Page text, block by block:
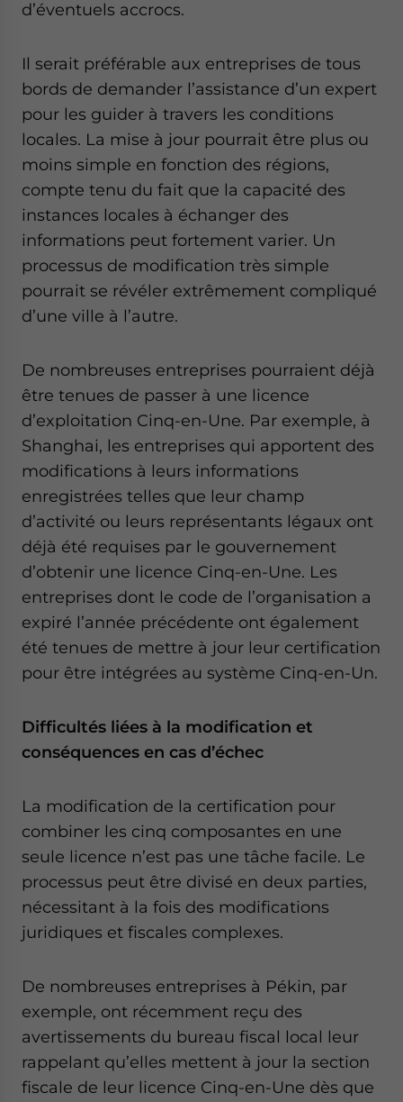
d’éventuels accrocs.
Il serait préférable aux entreprises de tous
bords de demander l’assistance d’un expert
pour les guider à travers les conditions
locales. La mise à jour pourrait être plus ou
moins simple en fonction des régions,
compte tenu du fait que la capacité des
instances locales à échanger des
informations peut fortement varier. Un
processus de modification très simple
pourrait se révéler extrêmement compliqué
d’une ville à l’autre.
De nombreuses entreprises pourraient déjà
être tenues de passer à une licence
d’exploitation Cinq-en-Une. Par exemple, à
Shanghai, les entreprises qui apportent des
modifications à leurs informations
enregistrées telles que leur champ
d’activité ou leurs représentants légaux ont
déjà été requises par le gouvernement
d’obtenir une licence Cinq-en-Une. Les
entreprises dont le code de l’organisation a
expiré l’année précédente ont également
été tenues de mettre à jour leur certification
pour être intégrées au système Cinq-en-Un.
Difficultés liées à la modification et
conséquences en cas d’échec
La modification de la certification pour
combiner les cinq composantes en une
seule licence n’est pas une tâche facile. Le
processus peut être divisé en deux parties,
nécessitant à la fois des modifications
juridiques et fiscales complexes.
De nombreuses entreprises à Pékin, par
exemple, ont récemment reçu des
avertissements du bureau fiscal local leur
rappelant qu’elles mettent à jour la section
fiscale de leur licence Cinq-en-Une dès que